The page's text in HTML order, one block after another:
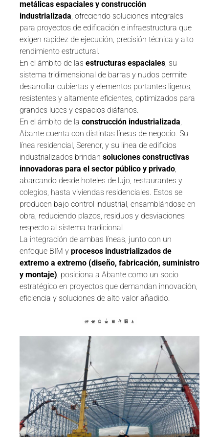
metálicas espaciales y construcción
industrializada , ofreciendo soluciones integrales
para proyectos de edificación e infraestructura que
exigen rapidez de ejecución, precisión técnica y alto
rendimiento estructural.
En el ámbito de las estructuras espaciales , su
sistema tridimensional de barras y nudos permite
desarrollar cubiertas y elementos portantes ligeros,
resistentes y altamente eficientes, optimizados para
grandes luces y espacios diáfanos.
En el ámbito de la construcción industrializada
Abante cuenta con distintas líneas de negocio. Su
línea residencial, Serenor, y su línea de edificios
industrializados brindan soluciones constructivas
innovadoras para el sector público y privado
abarcando desde hoteles de lujo, restaurantes y
colegios, hasta viviendas residenciales. Estos se
producen bajo control industrial, ensamblándose en
obra, reduciendo plazos, residuos y desviaciones
respecto al sistema tradicional.
La integración de ambas líneas, junto con un
enfoque BIM y procesos industrializados de
extremo a extremo (diseño, fabricación, suministro
y montaje) , posiciona a Abante como un socio
estratégico en proyectos que demandan innovación,
eficiencia y soluciones de alto valor añadido.